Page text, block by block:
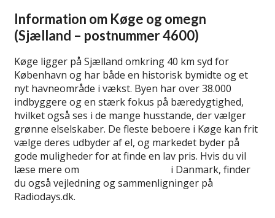
Information om Køge og omegn
(Sjælland – postnummer 4600)
Køge ligger på Sjælland omkring 40 km syd for
København og har både en historisk bymidte og et
nyt havneområde i vækst. Byen har over 38.000
indbyggere og en stærk fokus på bæredygtighed,
hvilket også ses i de mange husstande, der vælger
grønne elselskaber. De fleste beboere i Køge kan frit
vælge deres udbyder af el, og markedet byder på
gode muligheder for at finde en lav pris. Hvis du vil
læse mere om
i Danmark, finder
du også vejledning og sammenligninger på
Radiodays.dk.